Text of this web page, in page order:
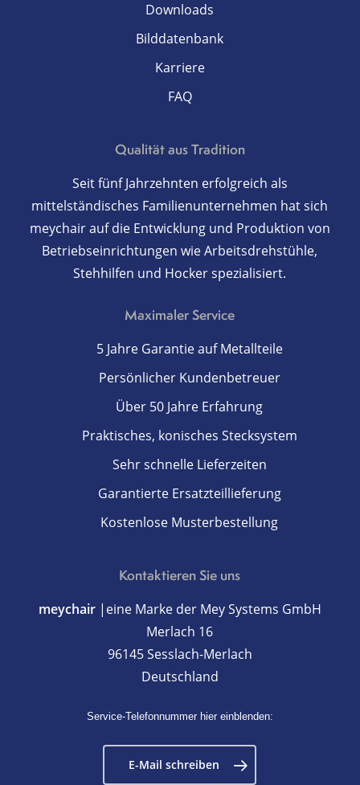
Downloads
Bilddatenbank
Karriere
FAQ
Qualität aus Tradition
Seit fünf Jahrzehnten erfolgreich als
mittelständisches Familienunternehmen hat sich
meychair auf die Entwicklung und Produktion von
Betriebseinrichtungen wie Arbeitsdrehstühle,
Stehhilfen und Hocker spezialisiert.
Maximaler Service
5 Jahre Garantie auf Metallteile
Persönlicher Kundenbetreuer
Über 50 Jahre Erfahrung
Praktisches, konisches Stecksystem
Sehr schnelle Lieferzeiten
Garantierte Ersatzteillieferung
Kostenlose Musterbestellung
Kontaktieren Sie uns
meychair|eine Marke der Mey Systems GmbH
Merlach 16
96145 Sesslach-Merlach
Deutschland
Service-Telefonnummer hier einblenden:
E-Mail schreiben